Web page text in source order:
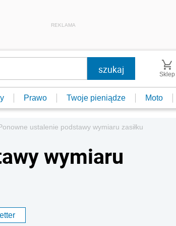
REKLAMA
Sklep
Prawo Twoje pieniądze Moto
ustalenie podstawy wymiaru zasiłku
wymiaru